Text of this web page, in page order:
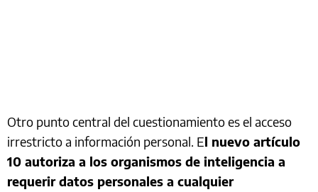
Otro punto central del cuestionamiento es el acceso
irrestricto a información personal. El nuevo artículo
10 autoriza a los organismos de inteligencia a
requerir datos personales a cualquier